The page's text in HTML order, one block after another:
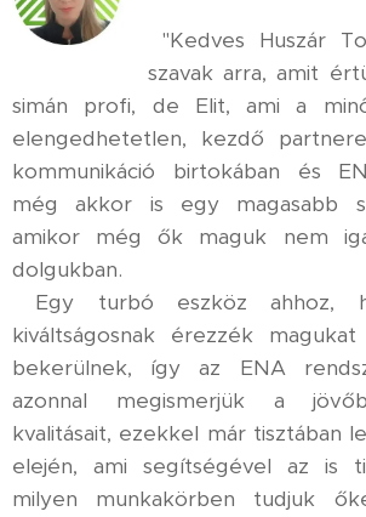
"Kedves Huszár
szavak arra, amit
simán profi, de Elit, ami a
elengedhetetlen, kezdő
kommunikáció birtokában és
még akkor is egy magasabb
amikor még ők maguk nem
dolgukban.
Egy turbó eszköz ahhoz,
kiváltságosnak érezzék
bekerülnek, így az ENA
azonnal megismerjük a
kvalitásait, ezekkel már tisztában
elején, ami segítségével az is
milyen munkakörben tudjuk